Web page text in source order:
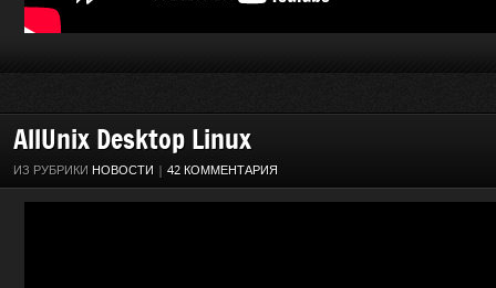
AllUnix Desktop Linux
ИЗ РУБРИКИ НОВОСТИ | 42 КОММЕНТАРИЯ